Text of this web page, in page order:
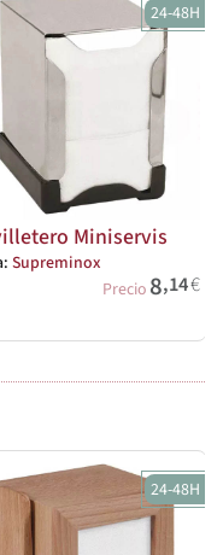
24-48H
Miniservis
Supreminox
Precio 8,14€
24-48H